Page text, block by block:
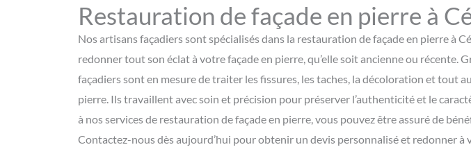
Restauration de façade en pierre à
Nos artisans façadiers sont spécialisés dans la restauration de façade en pierre à
redonner tout son éclat à votre façade en pierre, qu’elle soit ancienne ou
façadiers sont en mesure de traiter les fissures, les taches, la décoloration et tout
pierre. Ils travaillent avec soin et précision pour préserver l’authenticité et le
à nos services de restauration de façade en pierre, vous pouvez être assuré de
Contactez-nous dès aujourd’hui pour obtenir un devis personnalisé et redonner à